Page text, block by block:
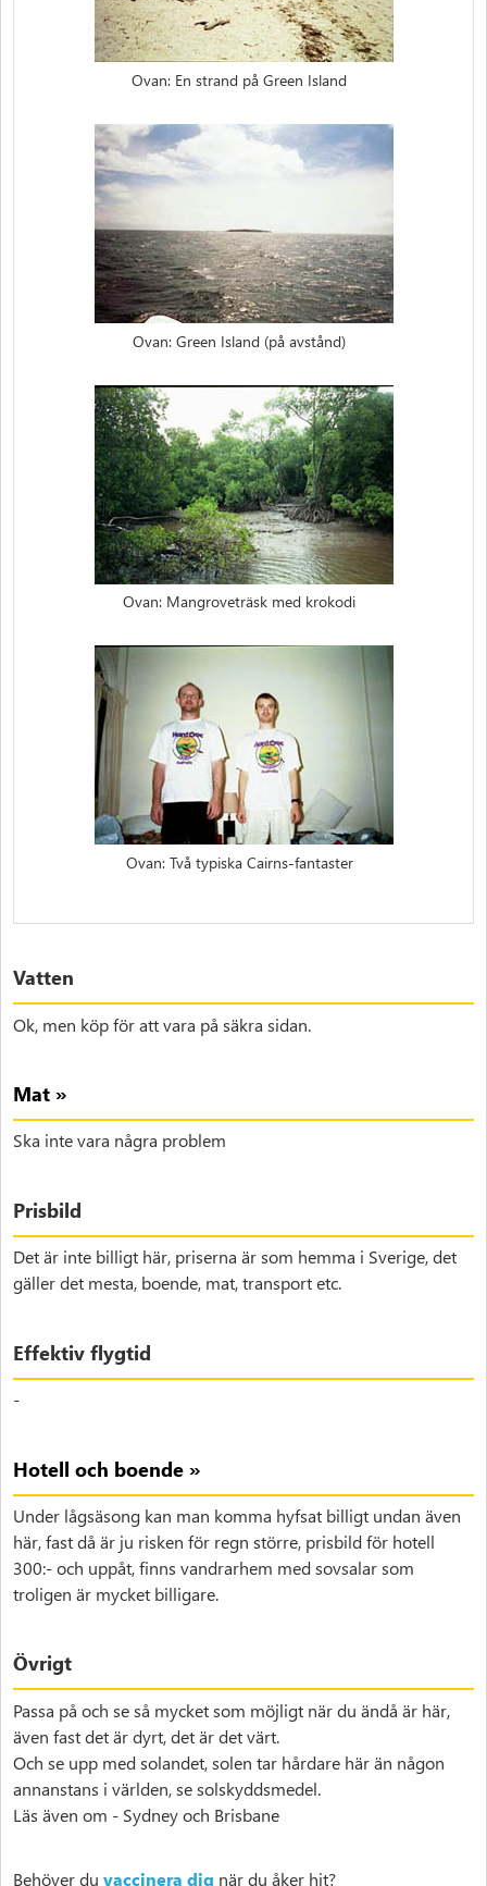
Ovan: En strand på Green Island
Ovan: Green Island (på avstånd)
Ovan: Mangroveträsk med krokodi
Ovan: Två typiska Cairns-fantaster
Vatten
Ok, men köp för att vara på säkra sidan.
Mat »
Ska inte vara några problem
Prisbild
Det är inte billigt här, priserna är som hemma i Sverige, det
gäller det mesta, boende, mat, transport etc.
Effektiv flygtid
-
Hotell och boende »
Under lågsäsong kan man komma hyfsat billigt undan även
här, fast då är ju risken för regn större, prisbild för hotell
300:- och uppåt, finns vandrarhem med sovsalar som
troligen är mycket billigare.
Övrigt
Passa på och se så mycket som möjligt när du ändå är här,
även fast det är dyrt, det är det värt.
Och se upp med solandet, solen tar hårdare här än någon
annanstans i världen, se solskyddsmedel.
Läs även om - Sydney och Brisbane
Behöver duvaccinera dig när du åker hit?